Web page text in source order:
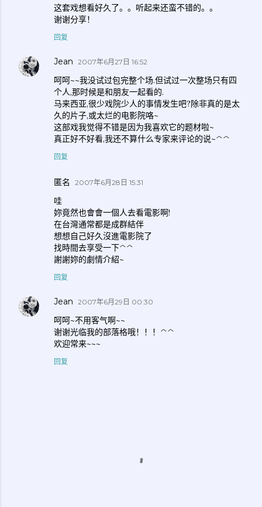
这套戏想看好久了。。听起来还蛮不错的。。
谢谢分享！
回复
Jean 2007年6月27日 16:52
呵呵~~我没试过包完整个场.但试过一次整场只有四
个人,那时候是和朋友一起看的.
马来西亚,很少戏院少人的事情发生吧?除非真的是太
久的片子,或太烂的电影院咯~
这部戏我觉得不错是因为我喜欢它的题材啦~
真正好不好看,我还不算什么专家来评论的说~^^
回复
匿名 2007年6月28日 15:31
哇
妳竟然也會會一個人去看電影啊!
在台灣通常都是成群結伴
想想自己好久沒進電影院了
找時間去享受一下^^
謝謝妳的劇情介紹~
回复
Jean 2007年6月29日 00:30
呵呵~不用客气啊~~
谢谢光临我的部落格哦！！！^^
欢迎常来~~~
回复